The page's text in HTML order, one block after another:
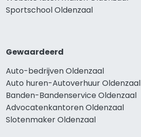
Sportschool Oldenzaal
Gewaardeerd
Auto-bedrijven Oldenzaal
Auto huren-Autoverhuur Oldenzaal
Banden-Bandenservice Oldenzaal
Advocatenkantoren Oldenzaal
Slotenmaker Oldenzaal